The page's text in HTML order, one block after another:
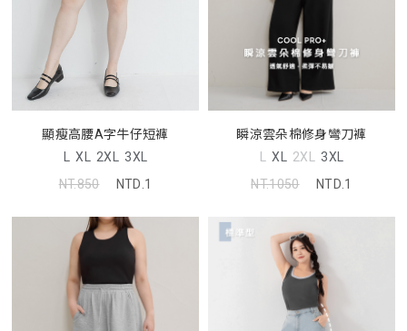
顯瘦高腰A字牛仔短褲
L XL 2XL 3XL
NT.850
NTD.1
瞬涼雲朵棉修身彎刀褲
L XL 2XL 3XL
NT.1050
NTD.1